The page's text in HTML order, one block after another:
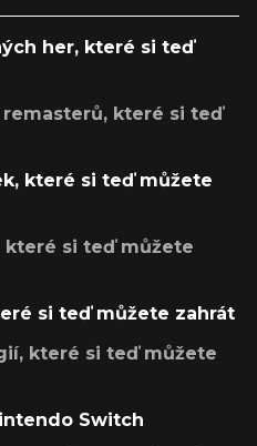
her, které si teď
které si teď
které si teď můžete
které si teď můžete
si teď můžete zahrát
které si teď můžete
Switch